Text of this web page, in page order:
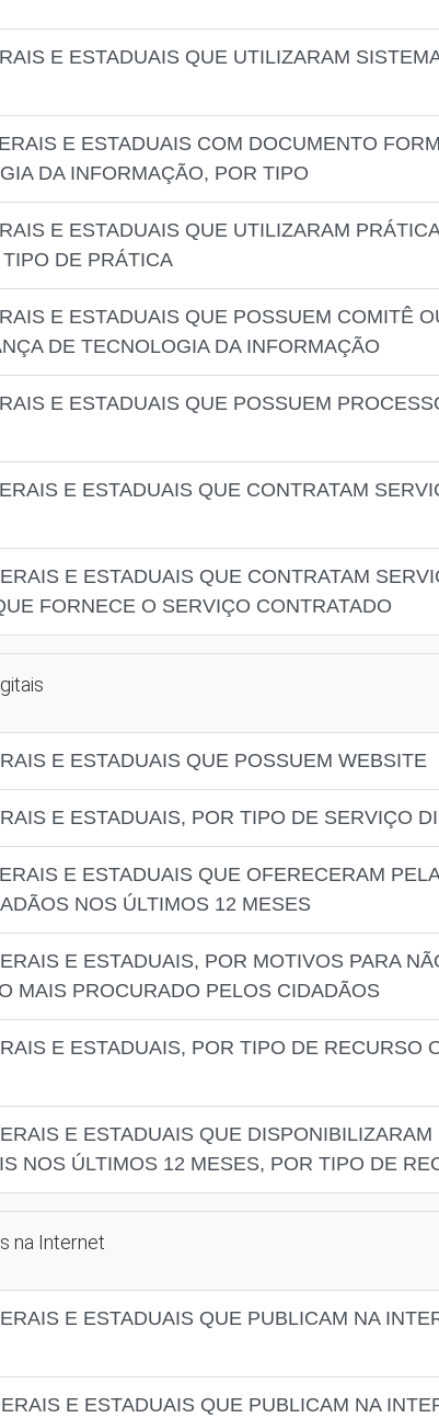
E ESTADUAIS QUE UTILIZARAM
E ESTADUAIS COM DOCUMENTO
DA INFORMAÇÃO, POR TIPO
E ESTADUAIS QUE UTILIZARAM
DE PRÁTICA
E ESTADUAIS QUE POSSUEM COMITÊ
DE TECNOLOGIA DA INFORMAÇÃO
E ESTADUAIS QUE POSSUEM
E ESTADUAIS QUE CONTRATAM
E ESTADUAIS QUE CONTRATAM
FORNECE O SERVIÇO CONTRATADO
E ESTADUAIS QUE POSSUEM WEBSITE
E ESTADUAIS, POR TIPO DE SERVIÇO
E ESTADUAIS QUE OFERECERAM
NOS ÚLTIMOS 12 MESES
E ESTADUAIS, POR MOTIVOS PARA
MAIS PROCURADO PELOS CIDADÃOS
E ESTADUAIS, POR TIPO DE RECURSO
E ESTADUAIS QUE
NOS ÚLTIMOS 12 MESES, POR TIPO DE
na Internet
E ESTADUAIS QUE PUBLICAM NA
E ESTADUAIS QUE PUBLICAM NA